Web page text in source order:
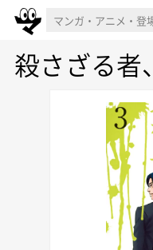
殺さざる者